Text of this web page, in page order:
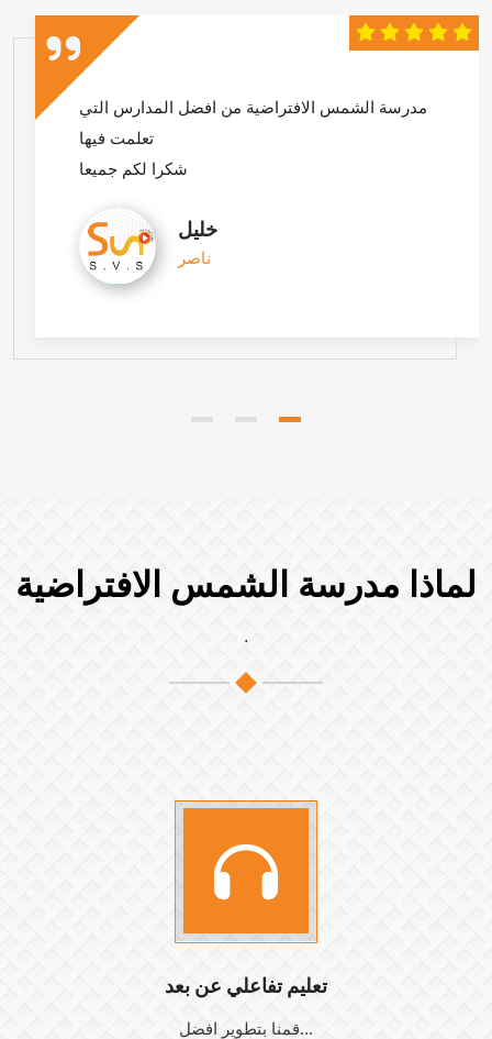
مدرسة الشمس الافتراضية
الافضل خلا العام
لماذا مدرسة الشمس الافتراضية
.
تعليم تفاعلي عن بعد
قمنا بتطوير افضل...